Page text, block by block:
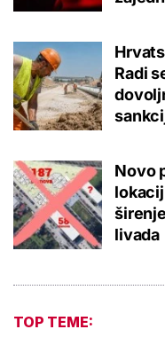
Radi
Novo
livada
TOP TEME: